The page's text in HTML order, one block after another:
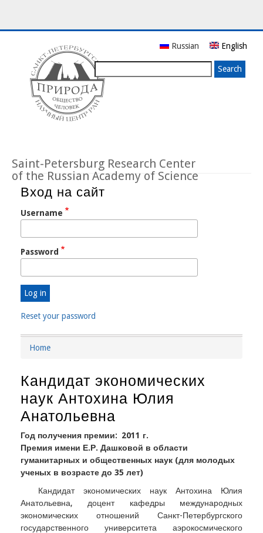
Saint-Petersburg Research Center
of the Russian Academy of Science
Russian English
Вход на сайт
Username
Password
Reset your password
Breadcrumb
Home
Кандидат экономических
наук Антохина Юлия
Анатольевна
Год получения премии
2011 г.
Премия имени Е.Р. Дашковой в области
гуманитарных и общественных наук (для молодых
ученых в возрасте до 35 лет)
Кандидат экономических наук Антохина Юлия
Анатольевна, доцент кафедры международных
экономических отношений Санкт-Петербургского
государственного университета аэрокосмического